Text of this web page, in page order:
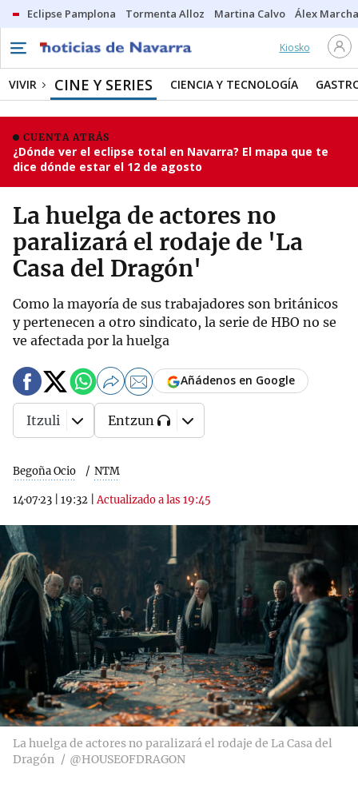
Eclipse Pamplona Tormenta Alloz Martina Calvo Álex
Kiosko
VIVIR CINE Y SERIES CIENCIA Y TECNOLOGÍA
CUENTA ATRÁS
¿Dónde ver el eclipse total en Navarra? El mapa que te
dice dónde estar el 12 de agosto
La huelga de actores no
paralizará el rodaje de 'La
Casa del Dragón'
Como la mayoría de sus trabajadores son británicos
y pertenecen a otro sindicato, la serie de HBO no se
ve afectada por la huelga
Begoña Ocio NTM
14·07·23 19:32 |Actualizado a las 19:45
Añádenos en Google
Itzuli Entzun
La huelga de actores no paralizará el rodaje de La Casa del
Dragón
@HOUSEOFDRAGON